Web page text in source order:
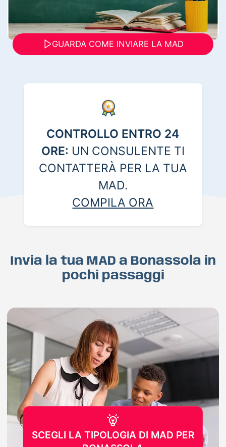
GUARDA COME INVIARE LA MAD
CONTROLLO ENTRO 24
ORE: UN CONSULENTE TI
CONTATTERÀ PER LA TUA
MAD.
COMPILA ORA
Invia la tua MAD a Bonassola in
pochi passaggi
SCEGLI LA TIPOLOGIA DI MAD PER